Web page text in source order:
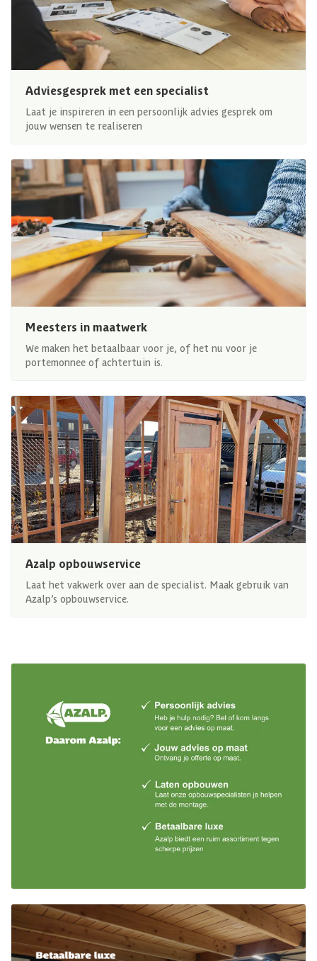
Adviesgesprek met een specialist
Laat je inspireren in een persoonlijk advies gesprek om
jouw wensen te realiseren
Meesters in maatwerk
We maken het betaalbaar voor je, of het nu voor je
portemonnee of achtertuin is.
Azalp opbouwservice
Laat het vakwerk over aan de specialist. Maak gebruik van
Azalp’s opbouwservice.